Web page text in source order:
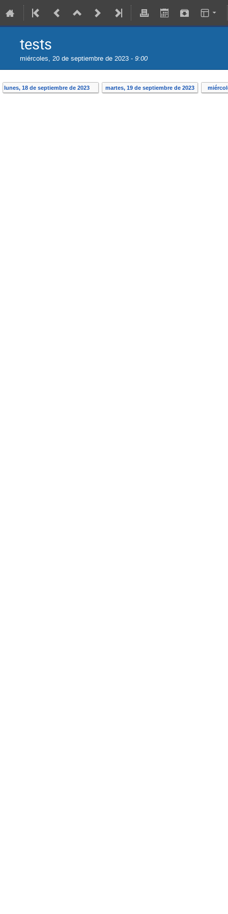
tests
miércoles, 20 de septiembre de 2023 - 9:00
lunes, 18 de septiembre de 2023 martes, 19 de septiembre de 2023